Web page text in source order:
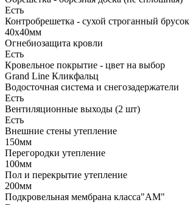
Есть
Контробрешетка - сухой строганный брусок
40х40мм
Огнебиозащита кровли
Есть
Кровельное покрытие - цвет на выбор
Grand Line Кликфальц
Водосточная система и снегозадержатели
Есть
Вентиляционные выходы (2 шт)
Есть
Внешние стены утепление
150мм
Перегородки утепление
100мм
Пол и перекрытие утепление
200мм
Подкровельная мембрана класса"АМ"